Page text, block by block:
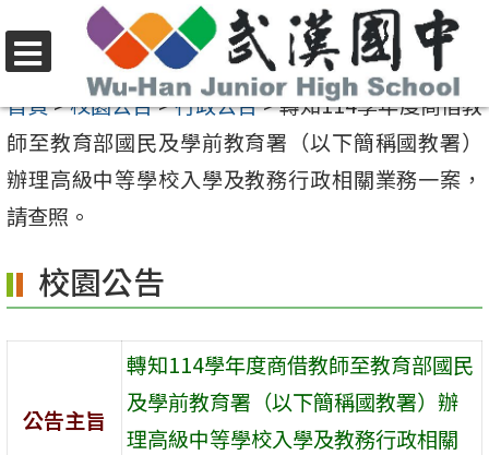
至
要
內
容
選
單
首頁>校園公告>行政公告>轉知114學年度商借教
師至教育部國民及學前教育署（以下簡稱國教署）
辦理高級中等學校入學及教務行政相關業務一案，
請查照。
校園公告
公告主旨
轉知114學年度商借教師至教育部國民
及學前教育署（以下簡稱國教署）辦
理高級中等學校入學及教務行政相關